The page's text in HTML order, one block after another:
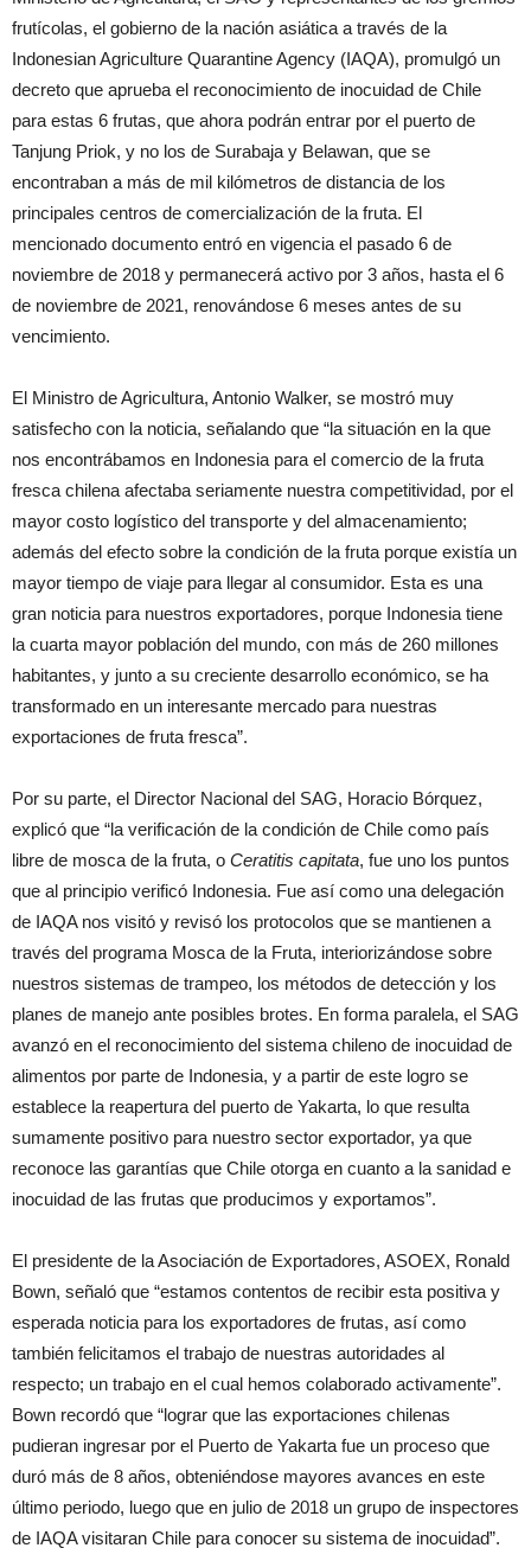
frutícolas, el gobierno de la nación asiática a través de la
Indonesian Agriculture Quarantine Agency (IAQA), promulgó un
decreto que aprueba el reconocimiento de inocuidad de Chile
para estas 6 frutas, que ahora podrán entrar por el puerto de
Tanjung Priok, y no los de Surabaja y Belawan, que se
encontraban a más de mil kilómetros de distancia de los
principales centros de comercialización de la fruta. El
mencionado documento entró en vigencia el pasado 6 de
noviembre de 2018 y permanecerá activo por 3 años, hasta el 6
de noviembre de 2021, renovándose 6 meses antes de su
vencimiento.
El Ministro de Agricultura, Antonio Walker, se mostró muy
satisfecho con la noticia, señalando que “la situación en la que
nos encontrábamos en Indonesia para el comercio de la fruta
fresca chilena afectaba seriamente nuestra competitividad, por el
mayor costo logístico del transporte y del almacenamiento;
además del efecto sobre la condición de la fruta porque existía un
mayor tiempo de viaje para llegar al consumidor. Esta es una
gran noticia para nuestros exportadores, porque Indonesia tiene
la cuarta mayor población del mundo, con más de 260 millones
habitantes, y junto a su creciente desarrollo económico, se ha
transformado en un interesante mercado para nuestras
exportaciones de fruta fresca”.
Por su parte, el Director Nacional del SAG, Horacio Bórquez,
explicó que “la verificación de la condición de Chile como país
libre de mosca de la fruta, o Ceratitis capitata, fue uno los puntos
que al principio verificó Indonesia. Fue así como una delegación
de IAQA nos visitó y revisó los protocolos que se mantienen a
través del programa Mosca de la Fruta, interiorizándose sobre
nuestros sistemas de trampeo, los métodos de detección y los
planes de manejo ante posibles brotes. En forma paralela, el SAG
avanzó en el reconocimiento del sistema chileno de inocuidad de
alimentos por parte de Indonesia, y a partir de este logro se
establece la reapertura del puerto de Yakarta, lo que resulta
sumamente positivo para nuestro sector exportador, ya que
reconoce las garantías que Chile otorga en cuanto a la sanidad e
inocuidad de las frutas que producimos y exportamos”.
El presidente de la Asociación de Exportadores, ASOEX, Ronald
Bown, señaló que “estamos contentos de recibir esta positiva y
esperada noticia para los exportadores de frutas, así como
también felicitamos el trabajo de nuestras autoridades al
respecto; un trabajo en el cual hemos colaborado activamente”.
Bown recordó que “lograr que las exportaciones chilenas
pudieran ingresar por el Puerto de Yakarta fue un proceso que
duró más de 8 años, obteniéndose mayores avances en este
último periodo, luego que en julio de 2018 un grupo de inspectores
de IAQA visitaran Chile para conocer su sistema de inocuidad”.